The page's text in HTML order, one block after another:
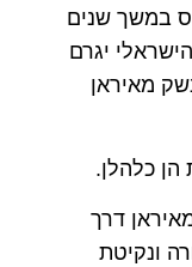
במשך שנים
יגרם
מאיראן
כלהלן.
דרך
ונקיטת